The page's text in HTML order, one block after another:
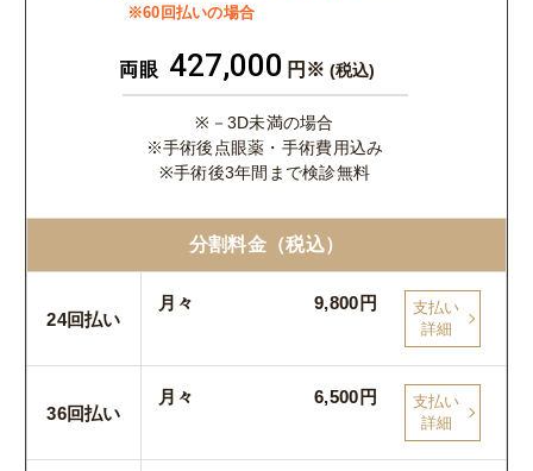
※60回払いの場合
両眼 427,000 円※ (税込)
※－3D未満の場合
※手術後点眼薬・手術費用込み
※手術後3年間まで検診無料
分割料金（税込）
24回払い
月々 9,800円
支払い
詳細
36回払い
月々 6,500円
支払い
詳細